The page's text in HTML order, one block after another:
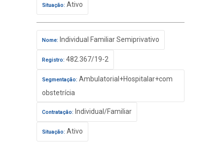
Situação: Ativo
Nome: Individual Familiar Semiprivativo
Registro: 482.367/19-2
Segmentação: Ambulatorial+Hospitalar+com
obstetrícia
Contratação: Individual/Familiar
Situação: Ativo